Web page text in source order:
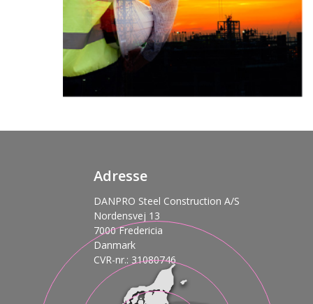
Adresse
DANPRO Steel Construction A/S
Nordensvej 13
7000 Fredericia
Danmark
CVR-nr.: 31080746